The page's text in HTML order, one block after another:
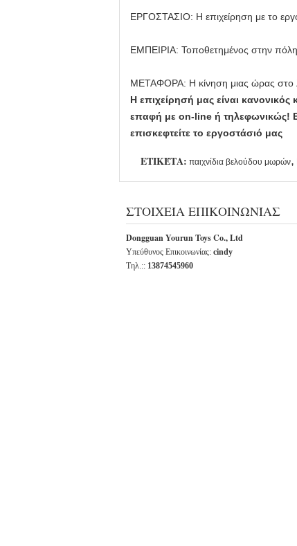
ΕΡΓΟΣΤΑΣΙΟ: Η επιχείρηση με το
ΕΜΠΕΙΡΙΑ: Τοποθετημένος στην
ΜΕΤΑΦΟΡΑ: Η κίνηση μιας ώρας στο
Η επιχείρησή μας είναι
επαφή με on-line ή τηλεφωνικώς!
επισκεφτείτε το εργοστάσιό μας
ΕΤΙΚΈΤΑ: παιχνίδια βελούδου μωρών,
ΣΤΟΙΧΕΊΑ ΕΠΙΚΟΙΝΩΝΊΑΣ
Dongguan Yourun Toys Co., Ltd
Υπεύθυνος Επικοινωνίας: cindy
Τηλ.:: 13874545960